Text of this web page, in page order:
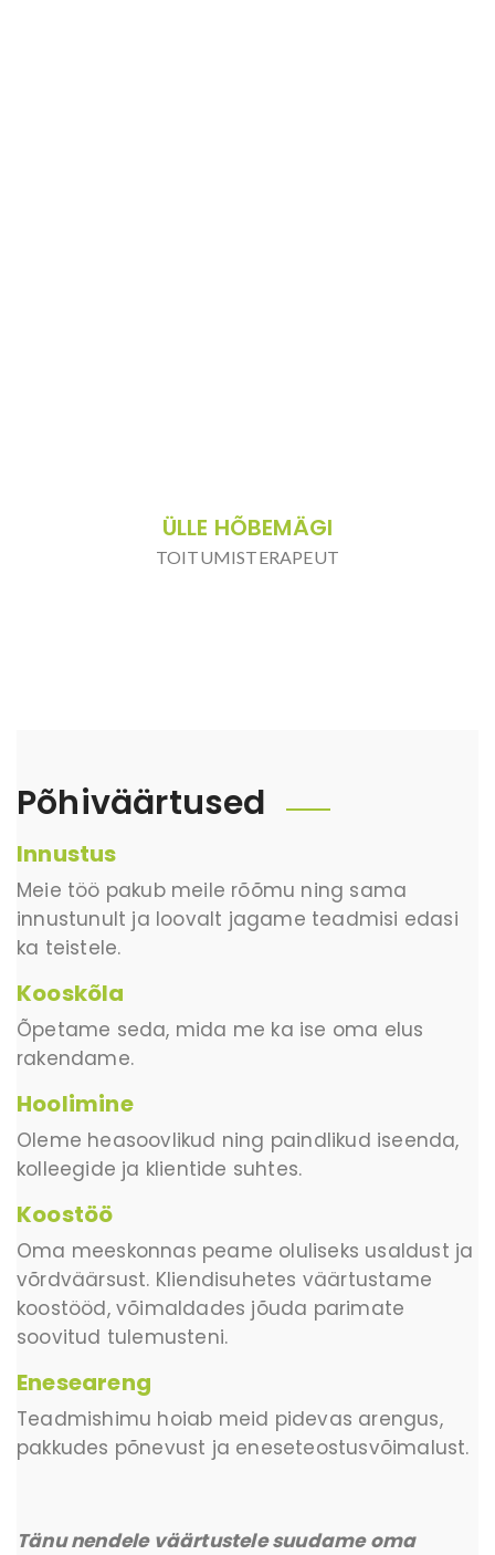
ÜLLE HÕBEMÄGI
TOITUMISTERAPEUT
Põhiväärtused
Innustus
Meie töö pakub meile rõõmu ning sama
innustunult ja loovalt jagame teadmisi edasi
ka teistele.
Kooskõla
Õpetame seda, mida me ka ise oma elus
rakendame.
Hoolimine
Oleme heasoovlikud ning paindlikud iseenda,
kolleegide ja klientide suhtes.
Koostöö
Oma meeskonnas peame oluliseks usaldust ja
võrdväärsust. Kliendisuhetes väärtustame
koostööd, võimaldades jõuda parimate
soovitud tulemusteni.
Eneseareng
Teadmishimu hoiab meid pidevas arengus,
pakkudes põnevust ja eneseteostusvõimalust.
Tänu nendele väärtustele suudame oma